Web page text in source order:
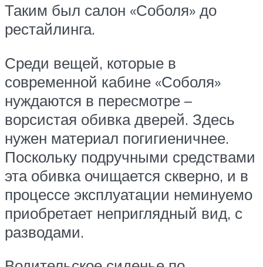
Таким был салон «Соболя» до
рестайлинга.
Среди вещей, которые в
современной кабине «Соболя»
нуждаются в пересмотре –
ворсистая обивка дверей. Здесь
нужен материал погигиеничнее.
Поскольку подручными средствами
эта обивка очищается скверно, и в
процессе эксплуатации неминуемо
приобретает неприглядный вид, с
разводами.